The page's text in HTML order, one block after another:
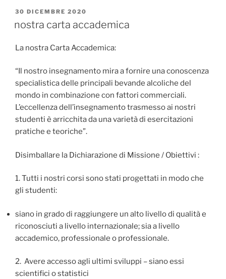
PUBBLICATO
30 DICEMBRE 2020
nostra carta accademica
La nostra Carta Accademica:
“Il nostro insegnamento mira a fornire una conoscenza
specialistica delle principali bevande alcoliche del
mondo in combinazione con fattori commerciali.
L’eccellenza dell’insegnamento trasmesso ai nostri
studenti è arricchita da una varietà di esercitazioni
pratiche e teoriche”.
Disimballare la Dichiarazione di Missione / Obiettivi :
1. Tutti i nostri corsi sono stati progettati in modo che
gli studenti:
siano in grado di raggiungere un alto livello di qualità e
riconosciuti a livello internazionale; sia a livello
accademico, professionale o professionale.
2. Avere accesso agli ultimi sviluppi – siano essi
scientifici o statistici